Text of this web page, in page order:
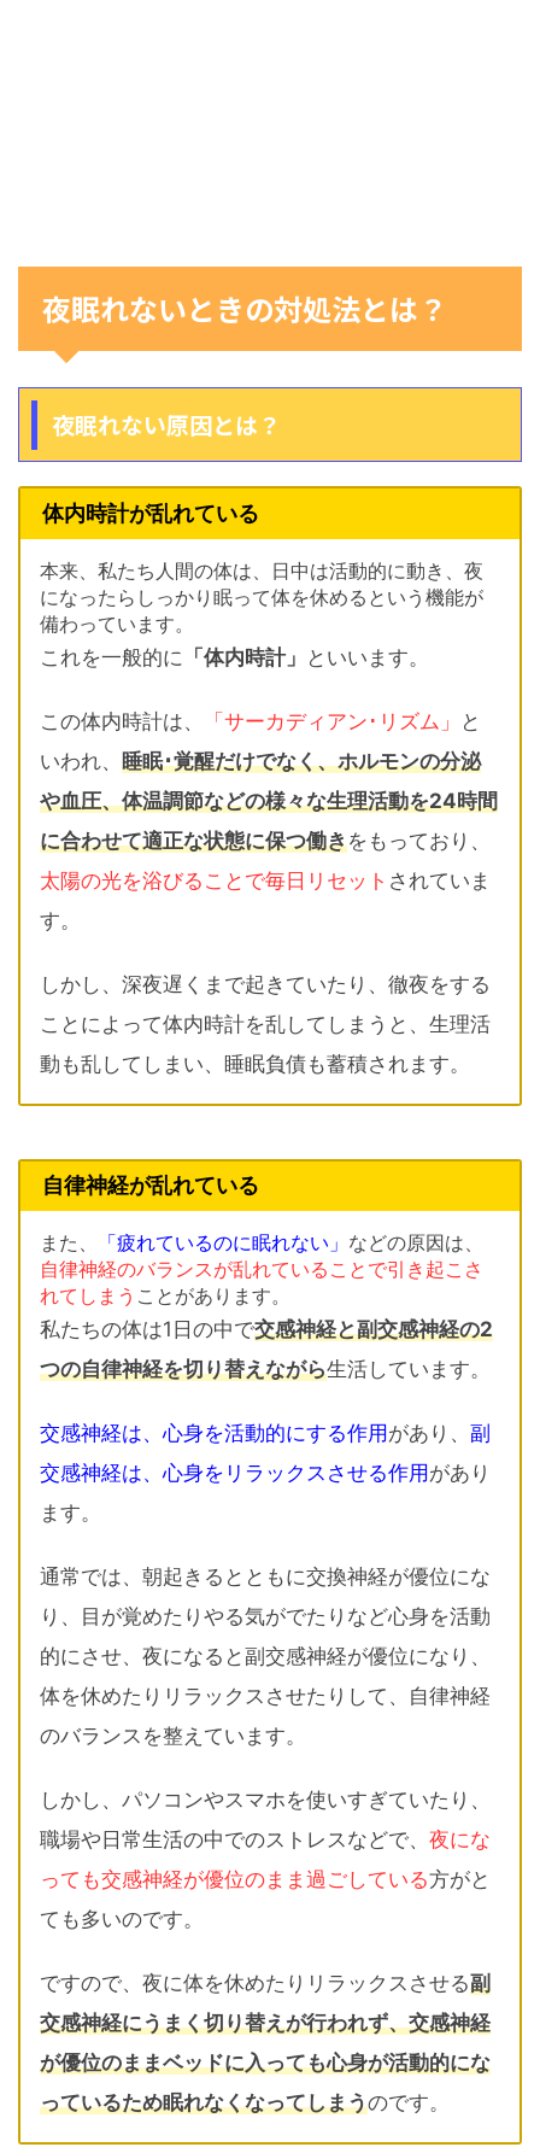
夜眠れないときの対処法とは？
夜眠れない原因とは？
体内時計が乱れている
本来、私たち人間の体は、日中は活動的に動き、夜
になったらしっかり眠って体を休めるという機能が
備わっています。
これを一般的に 「体内時計」 といいます。
この体内時計は、 「サーカディアン･リズム」
と
いわれ、 睡眠･覚醒だけでなく、ホルモンの分泌
や血圧、体温調節などの様々な生理活動を24時間
に合わせて適正な状態に保つ働きをもっており、
太陽の光を浴びることで毎日リセット されていま
す。
しかし、深夜遅くまで起きていたり、徹夜をする
ことによって体内時計を乱してしまうと、生理活
動も乱してしまい、睡眠負債も蓄積されます。
自律神経が乱れている
また、 「疲れているのに眠れない」 などの原因は、
自律神経のバランスが乱れていることで引き起こさ
れてしまう ことがあります。
私たちの体は1日の中で交感神経と副交感神経の2
つの自律神経を切り替えながら生活しています。
交感神経は、心身を活動的にする作用 があり、 副
交感神経は、心身をリラックスさせる作用 があり
ます。
通常では、朝起きるとともに交換神経が優位にな
り、目が覚めたりやる気がでたりなど心身を活動
的にさせ、夜になると副交感神経が優位になり、
体を休めたりリラックスさせたりして、自律神経
のバランスを整えています。
しかし、パソコンやスマホを使いすぎていたり、
職場や日常生活の中でのストレスなどで、 夜にな
っても交感神経が優位のまま過ごしている方がと
ても多いのです。
ですので、夜に体を休めたりリラックスさせる副
交感神経にうまく切り替えが行われず、交感神経
が優位のままベッドに入っても心身が活動的にな
っているため眠れなくなってしまうのです。